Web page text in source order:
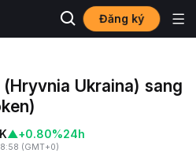
Đăng ký
Ukraina) sang
▲+0.80%24h
(GMT+0)